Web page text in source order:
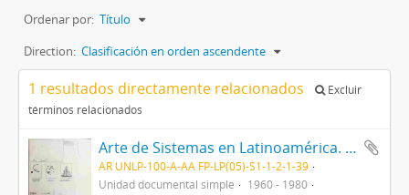
Ordenar por: Título
Direction: Clasificación en orden ascendente
1 resultados directamente relacionados
Excluir
términos relacionados
Arte de Sistemas en Latinoamérica. Proyecto para países bananeros. Trampera. De la serie arquitectura fantástica. América Latina ‘76
AR UNLP-100-A-AA FP-LP(05)-S1-1-2-1-39
Unidad documental simple
1960 - 1980